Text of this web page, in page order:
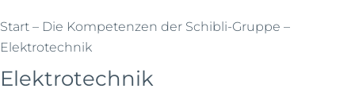
Start – Die Kompetenzen der Schibli-Gruppe –
Elektrotechnik
Elektrotechnik